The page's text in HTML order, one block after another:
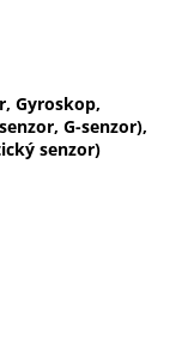
Gyroskop,
G-senzor),
senzor)